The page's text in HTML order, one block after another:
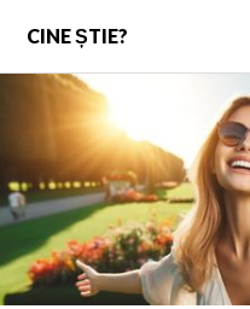
content
CINE ȘTIE?